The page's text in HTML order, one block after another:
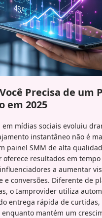
Precisa de um
em 2025
mídias sociais evoluiu
instantâneo não é
painel SMM de alta
oferece resultados em
a aumentar
e conversões. Diferente de
o Iamprovider utiliza
entrega rápida de curtidas,
mantém um